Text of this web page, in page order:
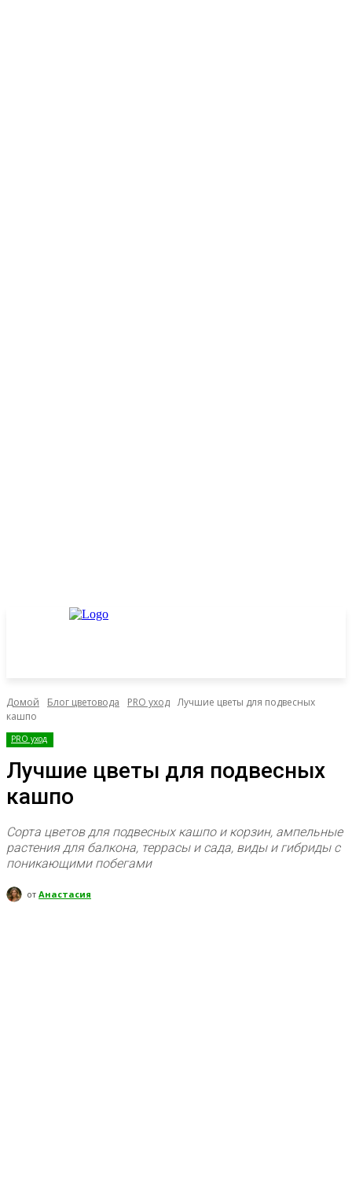
Домой Блог цветовода PRO уход Лучшие цветы для подвесных
кашпо
PRO уход
Лучшие цветы для подвесных
кашпо
Сорта цветов для подвесных кашпо и корзин, ампельные
растения для балкона, террасы и сада, виды и гибриды с
поникающими побегами
от Анастасия